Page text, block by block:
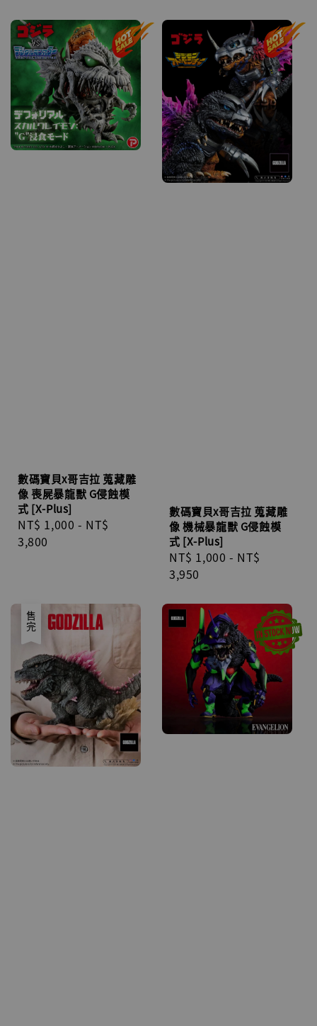
數碼寶貝x哥吉拉 蒐藏雕
像 喪屍暴龍獸 G侵蝕模
式 [X-Plus]
Regular
price
NT$ 1,000 - NT$
3,800
數碼寶貝x哥吉拉 蒐藏雕
像 機械暴龍獸 G侵蝕模
式 [X-Plus]
Regular
price
NT$ 1,000 - NT$
3,950
售完